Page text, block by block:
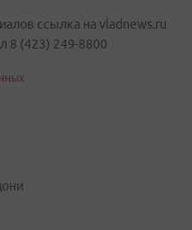
ссылка на vladnews.ru
8 (423) 249-8800